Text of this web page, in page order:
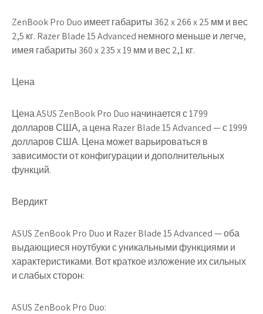
ZenBook Pro Duo имеет габариты 362 x 266 x 25 мм и вес
2,5 кг. Razer Blade 15 Advanced немного меньше и легче,
имея габариты 360 x 235 x 19 мм и вес 2,1 кг.
Цена
Цена ASUS ZenBook Pro Duo начинается с 1799
долларов США, а цена Razer Blade 15 Advanced — с 1999
долларов США. Цена может варьироваться в
зависимости от конфигурации и дополнительных
функций.
Вердикт
ASUS ZenBook Pro Duo и Razer Blade 15 Advanced — оба
выдающиеся ноутбуки с уникальными функциями и
характеристиками. Вот краткое изложение их сильных
и слабых сторон:
ASUS ZenBook Pro Duo: